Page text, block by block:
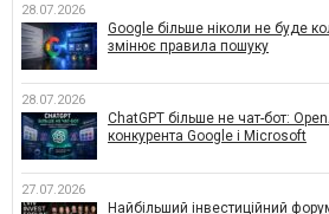
28.07.2026
Google більше ніколи не буде
змінює правила пошуку
28.07.2026
ChatGPT більше не чат-бот:
конкурента Google і Microsoft
27.07.2026
Найбільший інвестиційний